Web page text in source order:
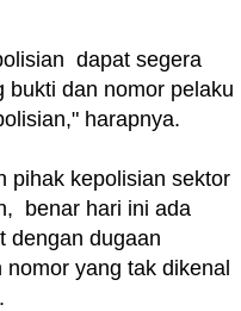
dapat segera
bukti dan nomor pelaku
harapnya.
pihak kepolisian sektor
benar hari ini ada
dengan dugaan
yang tak dikenal